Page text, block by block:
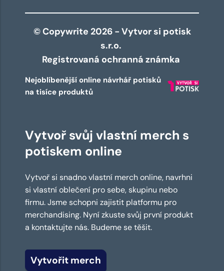
© Copywrite 2026 - Vytvor si potisk
s.r.o.
Registrovaná ochranná známka
Nejoblíbenější online návrhář potisků
na tisíce produktů
Vytvoř svůj vlastní merch s
potiskem online
Vytvoř si snadno vlastní merch online, navrhni
si vlastní oblečení pro sebe, skupinu nebo
firmu. Jsme schopni zajistit platformu pro
merchandising. Nyní zkuste svůj první produkt
a kontaktujte nás. Budeme se těšit.
Vytvořit merch